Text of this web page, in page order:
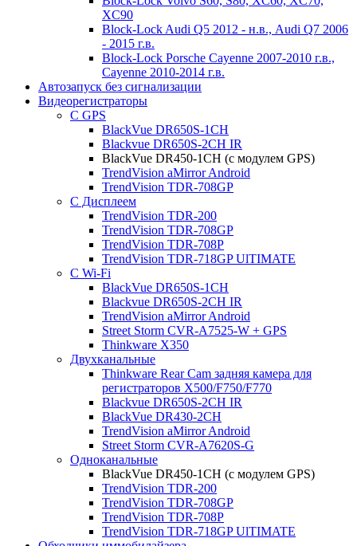
XC90
Block-Lock Audi Q5 2012 - н.в., Audi Q7 2006
- 2015 г.в.
Block-Lock Porsche Cayenne 2007-2010 г.в.,
Cayenne 2010-2014 г.в.
Автозапуск без сигнализации
Видеорегистраторы
С GPS
BlackVue DR650S-1CH
Blackvue DR650S-2CH IR
BlackVue DR450-1CH (с модулем GPS)
TrendVision aMirror Android
TrendVision TDR-708GP
С Дисплеем
TrendVision TDR-200
TrendVision TDR-708GP
TrendVision TDR-708P
TrendVision TDR-718GP UlTIMATE
С Wi-Fi
BlackVue DR650S-1CH
Blackvue DR650S-2CH IR
TrendVision aMirror Android
Street Storm CVR-A7525-W + GPS
Thinkware X350
Двухканальные
Thinkware Rear Cam задняя камера для
регистраторов X500/F750/F770
Blackvue DR650S-2CH IR
BlackVue DR430-2CH
TrendVision aMirror Android
Street Storm CVR-A7620S-G
Одноканальные
BlackVue DR450-1CH (с модулем GPS)
TrendVision TDR-200
TrendVision TDR-708GP
TrendVision TDR-708P
TrendVision TDR-718GP UlTIMATE